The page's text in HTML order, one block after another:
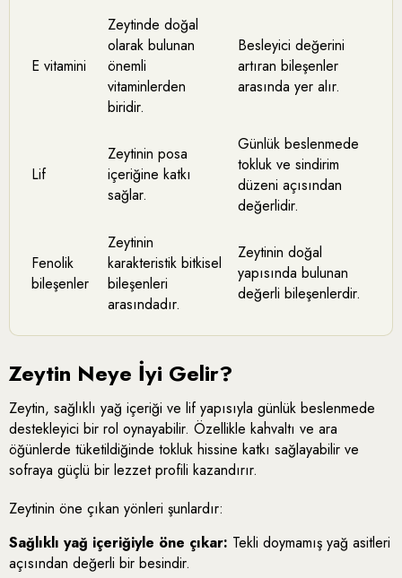
E vitamini
Zeytinde doğal
olarak bulunan
önemli
vitaminlerden
biridir.
Besleyici değerini
artıran bileşenler
arasında yer alır.
Lif
Zeytinin posa
içeriğine katkı
sağlar.
Günlük beslenmede
tokluk ve sindirim
düzeni açısından
değerlidir.
Fenolik
bileşenler
Zeytinin
karakteristik bitkisel
bileşenleri
arasındadır.
Zeytinin doğal
yapısında bulunan
değerli bileşenlerdir.
Zeytin Neye İyi Gelir?
Zeytin, sağlıklı yağ içeriği ve lif yapısıyla günlük beslenmede
destekleyici bir rol oynayabilir. Özellikle kahvaltı ve ara
öğünlerde tüketildiğinde tokluk hissine katkı sağlayabilir ve
sofraya güçlü bir lezzet profili kazandırır.
Zeytinin öne çıkan yönleri şunlardır:
Sağlıklı yağ içeriğiyle öne çıkar: Tekli doymamış yağ asitleri
açısından değerli bir besindir.